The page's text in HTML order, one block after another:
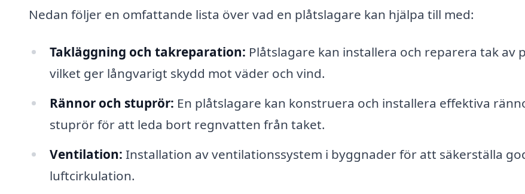
Nedan följer en omfattande lista över vad en plåtslagare kan hjälpa till med:
Takläggning och takreparation: Plåtslagare kan installera och reparera tak av
vilket ger långvarigt skydd mot väder och vind.
Rännor och stuprör: En plåtslagare kan konstruera och installera effektiva
stuprör för att leda bort regnvatten från taket.
Ventilation: Installation av ventilationssystem i byggnader för att säkerställa
luftcirkulation.